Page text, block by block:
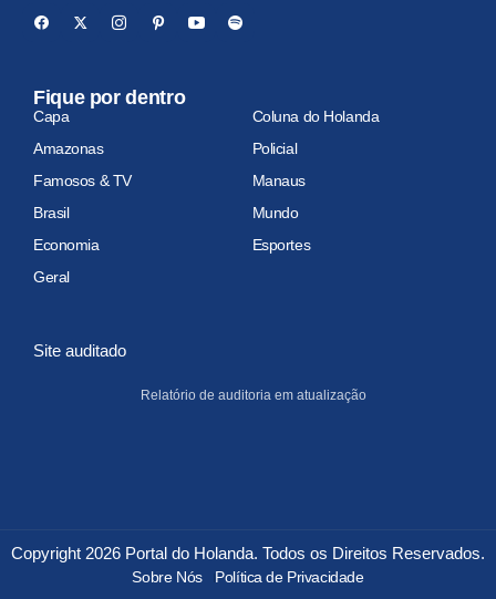
Fique por dentro
Capa
Coluna do Holanda
Amazonas
Policial
Famosos & TV
Manaus
Brasil
Mundo
Economia
Esportes
Geral
Site auditado
Relatório de auditoria em atualização
Copyright 2026 Portal do Holanda. Todos os Direitos Reservados.
Sobre Nós Política de Privacidade